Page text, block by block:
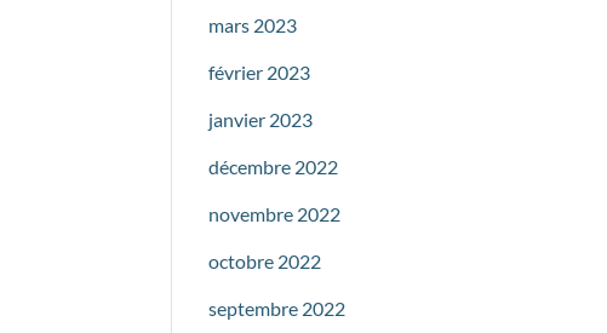
mars 2023
février 2023
janvier 2023
décembre 2022
novembre 2022
octobre 2022
septembre 2022